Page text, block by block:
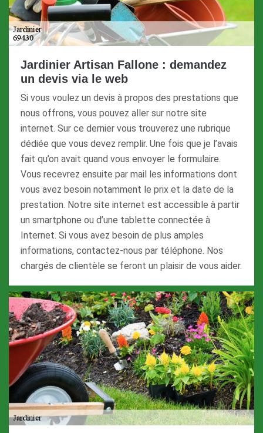
Jardinier Artisan Fallone : demandez
un devis via le web
Si vous voulez un devis à propos des prestations que
nous offrons, vous pouvez aller sur notre site
internet. Sur ce dernier vous trouverez une rubrique
dédiée que vous devez remplir. Une fois que je l’avais
fait qu’on avait quand vous envoyer le formulaire.
Vous recevrez ensuite par mail les informations dont
vous avez besoin notamment le prix et la date de la
prestation. Notre site internet est accessible à partir
un smartphone ou d’une tablette connectée à
Internet. Si vous avez besoin de plus amples
informations, contactez-nous par téléphone. Nos
chargés de clientèle se feront un plaisir de vous aider.